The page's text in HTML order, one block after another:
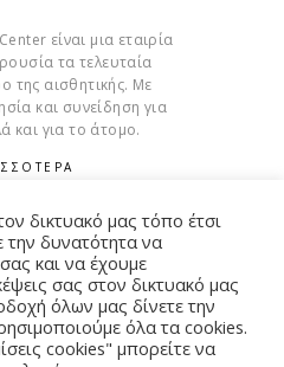
είναι μια εταιρία
τα τελευταία
της αισθητικής. Με
και συνείδηση για
και για το άτομο.
Rights Reserved. Developed By
iWorx
δικτυακό μας τόπο έτσι
δυνατότητα να
και να έχουμε
σας στον δικτυακό μας
όλων μας δίνετε την
όλα τα cookies.
cookies" μπορείτε να